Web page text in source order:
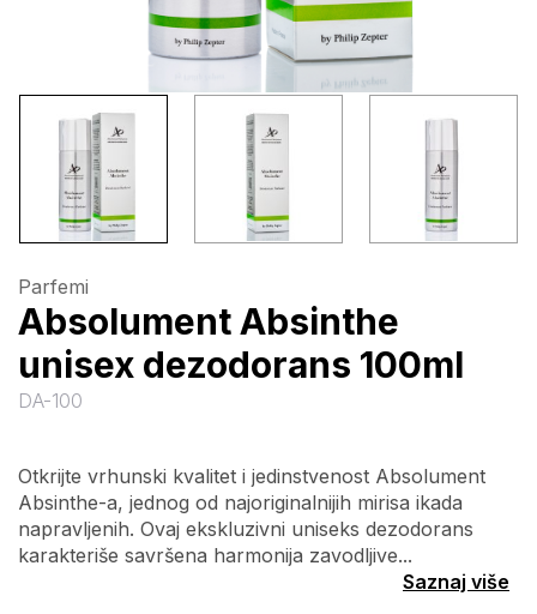
Parfemi
Absolument Absinthe
unisex dezodorans 100ml
DA-100
Otkrijte vrhunski kvalitet i jedinstvenost Absolument
Absinthe-a, jednog od najoriginalnijih mirisa ikada
napravljenih. Ovaj ekskluzivni uniseks dezodorans
karakteriše savršena harmonija zavodljive...
Saznaj više